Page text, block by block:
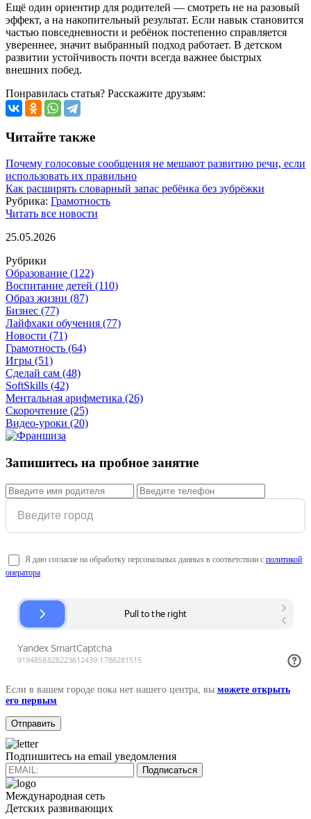
Ещё один ориентир для родителей — смотреть не на разовый
эффект, а на накопительный результат. Если навык становится
частью повседневности и ребёнок постепенно справляется
увереннее, значит выбранный подход работает. В детском
развитии устойчивость почти всегда важнее быстрых
внешних побед.
Понравилась статья? Расскажите друзьям:
Читайте также
Почему голосовые сообщения не мешают развитию речи, если
использовать их правильно
Как расширять словарный запас ребёнка без зубрёжки
Рубрика: Грамотность
Читать все новости
25.05.2026
Рубрики
Образование (122)
Воспитание детей (110)
Образ жизни (87)
Бизнес (77)
Лайфхаки обучения (77)
Новости (71)
Грамотность (64)
Игры (51)
Сделай сам (48)
SoftSkills (42)
Ментальная арифметика (26)
Скорочтение (25)
Видео-уроки (20)
Запишитесь на пробное занятие
Я даю согласие на обработку персональных данных в соответствии с политикой
оператора
Если в вашем городе пока нет нашего центра, вы можете открыть
его первым
Подпишитесь на email уведомления
Подписаться
Международная сеть
Детских развивающих